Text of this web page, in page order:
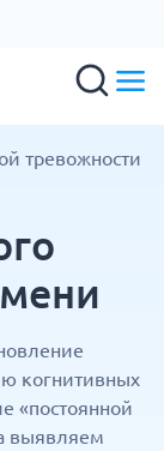
тревожности
когнитивных
«постоянной
выявляем